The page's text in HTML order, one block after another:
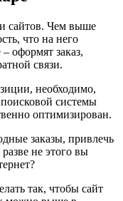
сайтов. Чем выше
что на него
оформят заказ,
связи.
необходимо,
системы
оптимизирован.
заказы, привлечь
не этого вы
так, чтобы сайт